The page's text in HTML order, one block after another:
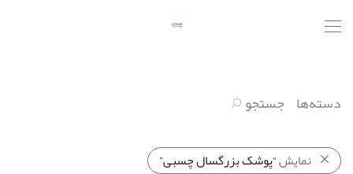
دسته‌ها جستجو
نمایش“پوشک بزرگسال چسبی”